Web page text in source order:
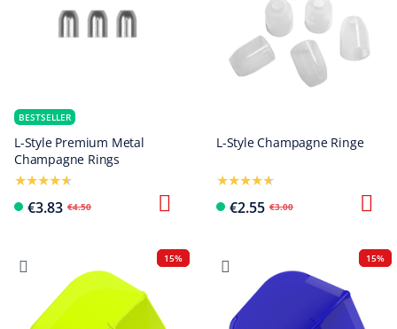
BESTSELLER
L-Style Premium Metal
Champagne Rings
€3.83 €4.50
L-Style Champagne Ringe
€2.55 €3.00
15% 15%